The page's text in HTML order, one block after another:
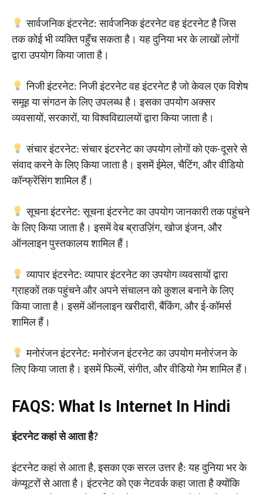
सार्वजनिक इंटरनेट: सार्वजनिक इंटरनेट वह इंटरनेट है जिस
तक कोई भी व्यक्ति पहुँच सकता है। यह दुनिया भर के लाखों लोगों
द्वारा उपयोग किया जाता है।
निजी इंटरनेट: निजी इंटरनेट वह इंटरनेट है जो केवल एक विशेष
समूह या संगठन के लिए उपलब्ध है। इसका उपयोग अक्सर
व्यवसायों, सरकारों, या विश्वविद्यालयों द्वारा किया जाता है।
संचार इंटरनेट: संचार इंटरनेट का उपयोग लोगों को एक-दूसरे से
संवाद करने के लिए किया जाता है। इसमें ईमेल, चैटिंग, और वीडियो
कॉन्फ्रेंसिंग शामिल हैं।
सूचना इंटरनेट: सूचना इंटरनेट का उपयोग जानकारी तक पहुंचने
के लिए किया जाता है। इसमें वेब ब्राउज़िंग, खोज इंजन, और
ऑनलाइन पुस्तकालय शामिल हैं।
व्यापार इंटरनेट: व्यापार इंटरनेट का उपयोग व्यवसायों द्वारा
ग्राहकों तक पहुंचने और अपने संचालन को कुशल बनाने के लिए
किया जाता है। इसमें ऑनलाइन खरीदारी, बैंकिंग, और ई-कॉमर्स
शामिल हैं।
मनोरंजन इंटरनेट: मनोरंजन इंटरनेट का उपयोग मनोरंजन के
लिए किया जाता है। इसमें फिल्में, संगीत, और वीडियो गेम शामिल हैं।
FAQS: What Is Internet In Hindi
इंटरनेट कहां से आता है?
इंटरनेट कहां से आता है, इसका एक सरल उत्तर है: यह दुनिया भर के
कंप्यूटरों से आता है। इंटरनेट को एक नेटवर्क कहा जाता है क्योंकि